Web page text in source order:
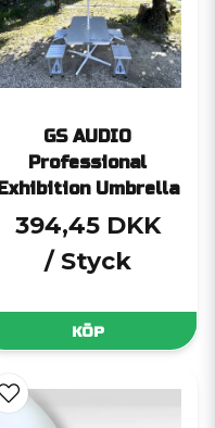
GS AUDIO
Professional
Exhibition Umbrella
394,45 DKK
/ Styck
KÖP